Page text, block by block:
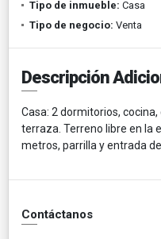
Tipo de inmueble: Casa
Tipo de negocio: Venta
Descripción
Casa: 2 dormitorios,
terraza. Terreno libre en la
metros, parrilla y entrada
Contáctanos